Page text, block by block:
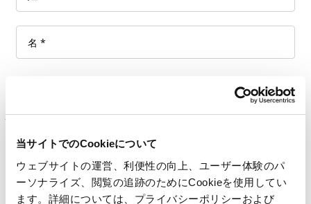
当サイトでのCookieについて
ウェブサイトの運営、利便性の向上、ユーザー体験のパ
ーソナライズ、閲覧の追跡のためにCookieを使用してい
ます。詳細については、プライバシーポリシーおよび
その他のCentric PLMのホワイトペー
パーやeブックもあわせてご覧くださ
い！